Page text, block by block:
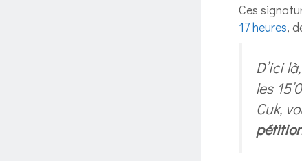
Ces
17 heures,
D’ici
les
Cuk,